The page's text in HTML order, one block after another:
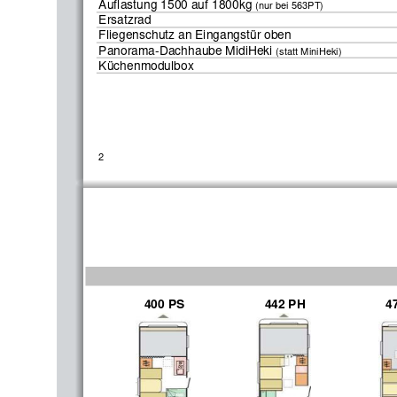
Auflastung 1500 auf 1800kg (nur bei 563PT)
Ersatzrad
Fliegenschutz an Eingangstür oben
Panorama-Dachhaube MidiHeki (statt MiniHeki)
Küchenmodulbox
2
400 PS 442 PH